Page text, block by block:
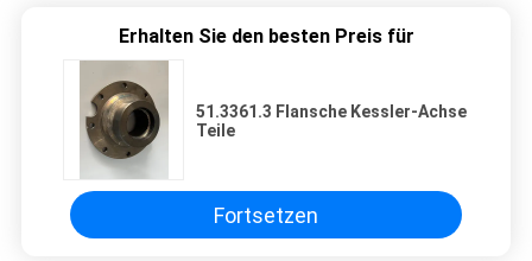
Erhalten Sie den besten Preis für
51.3361.3 Flansche Kessler-Achse
Teile
Fortsetzen